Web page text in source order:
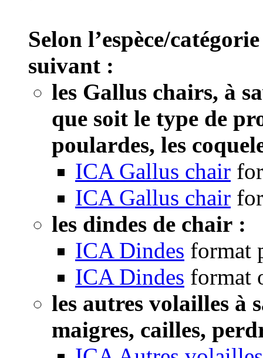
Selon l’espèce/
suivant :
les Gallus chairs, à
que soit le type de
poulardes, les
ICA Gallus chair
ICA Gallus chair
les dindes de chair :
ICA Dindes format
ICA Dindes format
les autres volailles à
maigres, cailles,